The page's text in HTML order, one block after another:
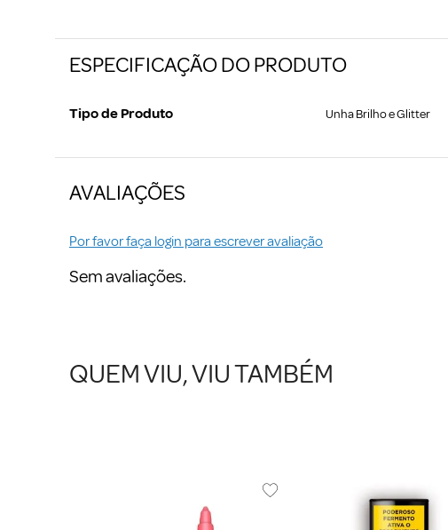
ESPECIFICAÇÃO DO PRODUTO
Tipo de Produto Unha Brilho e Glitter
AVALIAÇÕES
Por favor faça login para escrever avaliação
Sem avaliações.
QUEM VIU, VIU TAMBÉM